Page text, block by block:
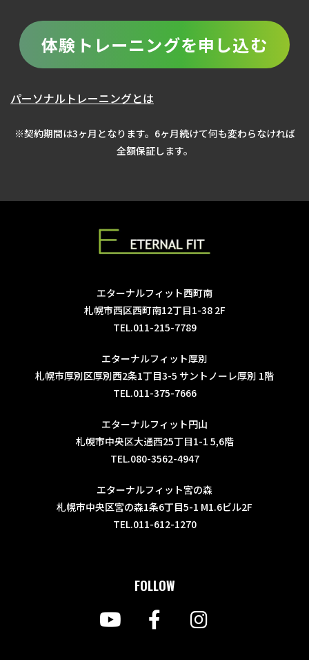
体験トレーニングを申し込む
パーソナルトレーニングとは
※契約期間は3ヶ月となります。6ヶ月続けて何も変わらなければ
全額保証します。
エターナルフィット西町南
札幌市西区西町南12丁目1-38 2F
TEL.011-215-7789
エターナルフィット厚別
札幌市厚別区厚別西2条1丁目3-5 サントノーレ厚別 1階
TEL.011-375-7666
エターナルフィット円山
札幌市中央区大通西25丁目1-1 5,6階
TEL.080-3562-4947
エターナルフィット宮の森
札幌市中央区宮の森1条6丁目5-1 M1.6ビル2F
TEL.011-612-1270
FOLLOW